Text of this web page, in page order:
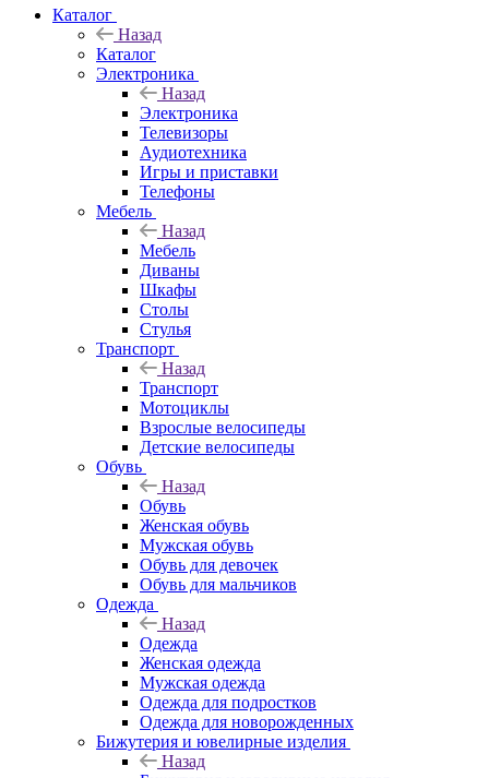
Каталог
Назад
Каталог
Электроника
Назад
Электроника
Телевизоры
Аудиотехника
Игры и приставки
Телефоны
Мебель
Назад
Мебель
Диваны
Шкафы
Столы
Стулья
Транспорт
Назад
Транспорт
Мотоциклы
Взрослые велосипеды
Детские велосипеды
Обувь
Назад
Обувь
Женская обувь
Мужская обувь
Обувь для девочек
Обувь для мальчиков
Одежда
Назад
Одежда
Женская одежда
Мужская одежда
Одежда для подростков
Одежда для новорожденных
Бижутерия и ювелирные изделия
Назад